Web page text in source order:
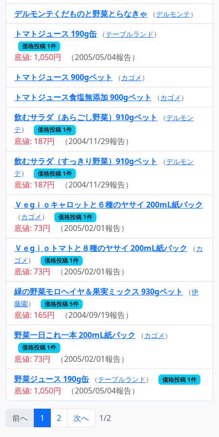
デルモンテくだものと野菜とらなきゃ （デルモンテ）
トマトジュース 190g缶 （テーブルランド ）
価格投稿 1件
底値: 1,050円
（2005/05/04報告）
トマトジュース 900gペット
（カゴメ ）
トマトジュース食塩無添加 900gペット （カゴメ ）
飲むサラダ（あらごし野菜）910gペット （デルモン
テ） 価格投稿 1件
底値: 187円
（2004/11/29報告）
飲むサラダ（すっきり野菜）910gペット
（デルモン
テ） 価格投稿 1件
底値: 187円
（2004/11/29報告）
Ｖｅgｉｏキャロットと６種のヤサイ 200mL紙パック
（カゴメ ） 価格投稿 1件
底値: 73円
（2005/02/01報告）
Ｖｅgｉｏトマトと８種のヤサイ 200mL紙パック
（カ
ゴメ ） 価格投稿 1件
底値: 73円
（2005/02/01報告）
緑の野菜モロヘイヤ＆果実ミックス 930gペット
（伊
藤園） 価格投稿 5件
底値: 165円
（2004/09/19報告）
野菜一日これ一本 200mL紙パック
（カゴメ ）
価格投稿 1件
底値: 73円
（2005/02/01報告）
野菜ジュース 190g缶
（テーブルランド ） 価格投稿 1件
底値: 1,050円 （2005/05/04報告）
前へ 1 2 次へ 1/2